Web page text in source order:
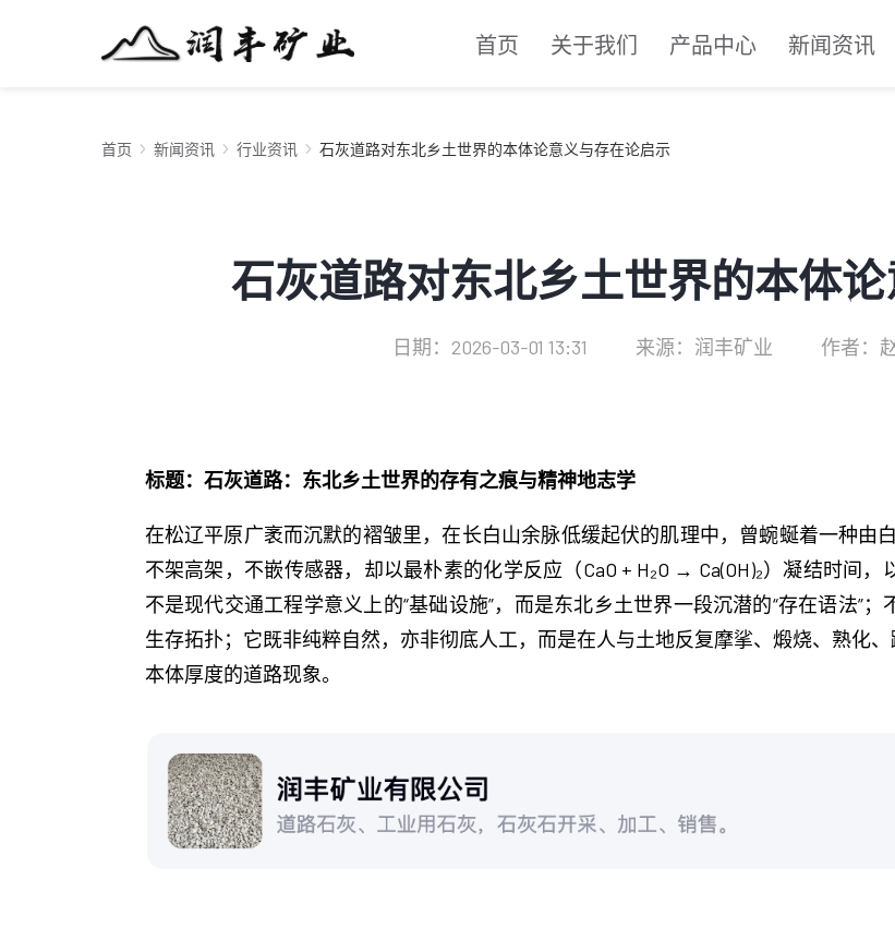
首页 关于我们 产品中心 新闻资讯
首页 新闻资讯 行业资讯 石灰道路对东北乡土世界的本体论意义与存在论启示
石灰道路对东北乡土世界的本体
日期：2026-03-01 13:31 来源：润丰矿业 作者：
标题：石灰道路：东北乡土世界的存有之痕与精神地志学
在松辽平原广袤而沉默的褶皱里，在长白山余脉低缓起伏的肌理中，曾蜿蜒着一种由
不架高架，不嵌传感器，却以最朴素的化学反应（CaO + H₂O → Ca(OH)₂）凝结时间
不是现代交通工程学意义上的“基础设施”，而是东北乡土世界一段沉潜的“存在语法”
生存拓扑；它既非纯粹自然，亦非彻底人工，而是在人与土地反复摩挲、煅烧、熟化
本体厚度的道路现象。